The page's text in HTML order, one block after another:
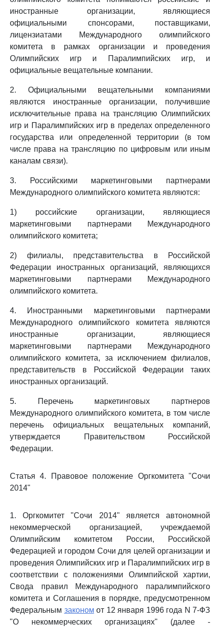
иностранные организации, являющиеся
официальными спонсорами, поставщиками,
лицензиатами Международного олимпийского
комитета в рамках организации и проведения
Олимпийских игр и Паралимпийских игр, и
официальные вещательные компании.
2. Официальными вещательными компаниями
являются иностранные организации, получившие
исключительные права на трансляцию Олимпийских
игр и Паралимпийских игр в пределах определенного
государства или определенной территории (в том
числе права на трансляцию по цифровым или иным
каналам связи).
3. Российскими маркетинговыми партнерами
Международного олимпийского комитета являются:
1) российские организации, являющиеся
маркетинговыми партнерами Международного
олимпийского комитета;
2) филиалы, представительства в Российской
Федерации иностранных организаций, являющихся
маркетинговыми партнерами Международного
олимпийского комитета.
4. Иностранными маркетинговыми партнерами
Международного олимпийского комитета являются
иностранные организации, являющиеся
маркетинговыми партнерами Международного
олимпийского комитета, за исключением филиалов,
представительств в Российской Федерации таких
иностранных организаций.
5. Перечень маркетинговых партнеров
Международного олимпийского комитета, в том числе
перечень официальных вещательных компаний,
утверждается Правительством Российской
Федерации.
Статья 4. Правовое положение Оргкомитета "Сочи
2014"
1. Оргкомитет "Сочи 2014" является автономной
некоммерческой организацией, учреждаемой
Олимпийским комитетом России, Российской
Федерацией и городом Сочи для целей организации и
проведения Олимпийских игр и Паралимпийских игр в
соответствии с положениями Олимпийской хартии,
Свода правил Международного паралимпийского
комитета и Соглашения в порядке, предусмотренном
Федеральным законом от 12 января 1996 года N 7-ФЗ
"О некоммерческих организациях" (далее -